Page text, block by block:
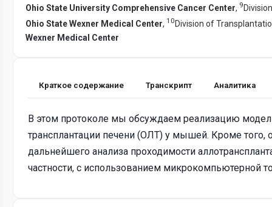
Ohio State University Comprehensive Cancer Center, 9
Ohio State Wexner Medical Center, 10Division of
Wexner Medical Center
Краткое содержание Транскрипт Аналитика
В этом протоколе мы обсуждаем реализацию
трансплантации печени (ОЛТ) у мышей. Кроме
дальнейшего анализа проходимости
частности, с использованием микрокомпьютерной